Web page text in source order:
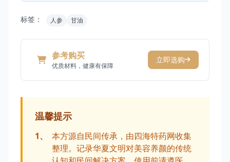
标签： 人参 甘油
参考购买
优质材料，健康有保障
立即选购
温馨提示
1、
本方源自民间传承，由四海特药网收集
整理。记录华夏文明对美容养颜的传统